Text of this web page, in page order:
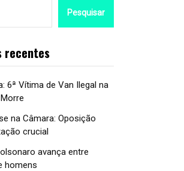
Pesquisar
recentes
6ª Vítima de Van Ilegal na
na Câmara: Oposição
crucial
avança entre
homens